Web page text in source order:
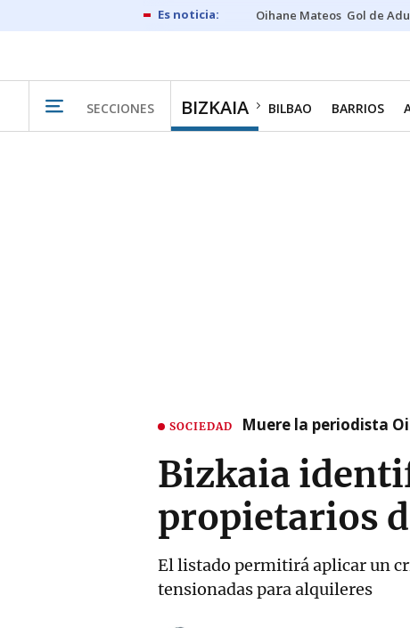
Oihane Mateos Gol de
SECCIONES BIZKAIA BILBAO BARRIOS
SOCIEDAD Muere la periodista
Bizkaia
propietarios
El listado permitirá aplicar un
tensionadas para alquileres